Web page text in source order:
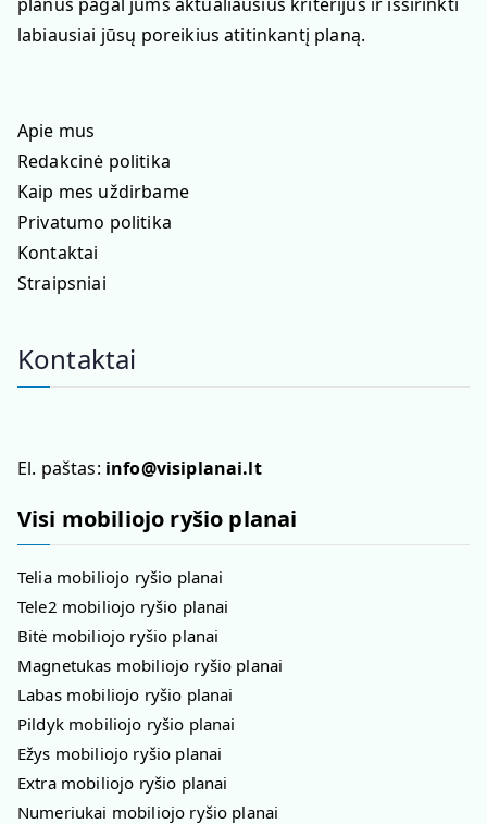
labiausiai jūsų poreikius atitinkantį planą.
Apie mus
Redakcinė politika
Kaip mes uždirbame
Privatumo politika
Kontaktai
Straipsniai
Kontaktai
El. paštas: info@visiplanai.lt
Visi mobiliojo ryšio planai
Telia mobiliojo ryšio planai
Tele2 mobiliojo ryšio planai
Bitė mobiliojo ryšio planai
Magnetukas mobiliojo ryšio planai
Labas mobiliojo ryšio planai
Pildyk mobiliojo ryšio planai
Ežys mobiliojo ryšio planai
Extra mobiliojo ryšio planai
Numeriukai mobiliojo ryšio planai